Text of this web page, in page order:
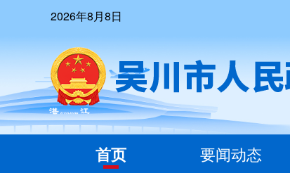
2026年8月8日
首页 要闻动态